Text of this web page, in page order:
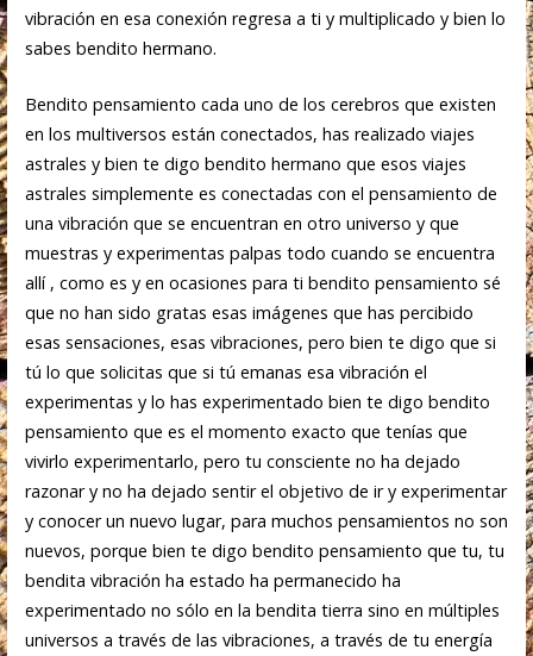
vibración en esa conexión regresa a ti y multiplicado y bien lo
sabes bendito hermano.
Bendito pensamiento cada uno de los cerebros que existen
en los multiversos están conectados, has realizado viajes
astrales y bien te digo bendito hermano que esos viajes
astrales simplemente es conectadas con el pensamiento de
una vibración que se encuentran en otro universo y que
muestras y experimentas palpas todo cuando se encuentra
allí , como es y en ocasiones para ti bendito pensamiento sé
que no han sido gratas esas imágenes que has percibido
esas sensaciones, esas vibraciones, pero bien te digo que si
tú lo que solicitas que si tú emanas esa vibración el
experimentas y lo has experimentado bien te digo bendito
pensamiento que es el momento exacto que tenías que
vivirlo experimentarlo, pero tu consciente no ha dejado
razonar y no ha dejado sentir el objetivo de ir y experimentar
y conocer un nuevo lugar, para muchos pensamientos no son
nuevos, porque bien te digo bendito pensamiento que tu, tu
bendita vibración ha estado ha permanecido ha
experimentado no sólo en la bendita tierra sino en múltiples
universos a través de las vibraciones, a través de tu energía